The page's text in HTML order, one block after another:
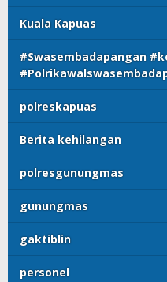
Kuala Kapuas
#Swasembadapangan
polreskapuas
Berita kehilangan
polresgunungmas
gunungmas
gaktiblin
personel